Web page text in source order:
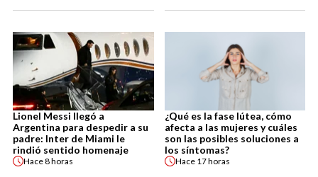
Lionel Messi llegó a
Argentina para despedir a su
padre: Inter de Miami le
rindió sentido homenaje
Hace8 horas
¿Qué es la fase lútea, cómo
afecta a las mujeres y cuáles
son las posibles soluciones a
los síntomas?
Hace 17 horas